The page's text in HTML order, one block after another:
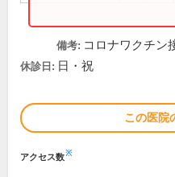
備考: コロナワクチン
休診日: 日・祝
この医院
アクセス数※